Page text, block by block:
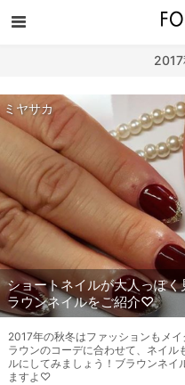
ミヤサカ
ショートネイルが大人っぽ
ラウンネイルをご紹介♡
2017年の秋冬はファッションもメ
ラウンのコーデに合わせて、ネイル
ルにしてみましょう！ブラウンネイ
ますよ♡